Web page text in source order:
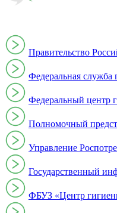
Правительство
Федеральная служба
Федеральный центр
Полномочный
Управление
Государственный
ФБУЗ «Центр